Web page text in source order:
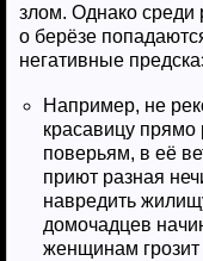
злом. Однако среди
о берёзе
негативные
Например, не
красавицу
поверьям, в её
приют разная
навредить
домочадцев
женщинам